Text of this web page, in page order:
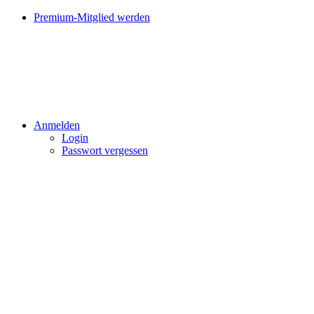
Premium-Mitglied werden
Anmelden
Login
Passwort vergessen